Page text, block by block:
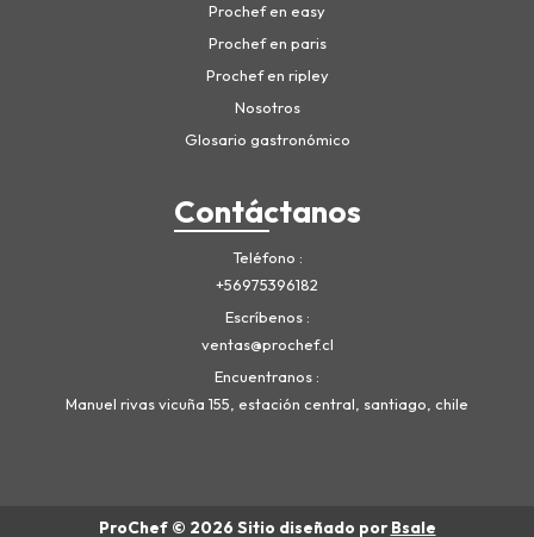
Prochef en easy
Prochef en paris
Prochef en ripley
Nosotros
Glosario gastronómico
Contáctanos
Teléfono
+56975396182
Escríbenos
ventas@prochef.cl
Encuentranos
Manuel rivas vicuña 155, estación central, santiago, chile
ProChef © 2026 Sitio diseñado por Bsale